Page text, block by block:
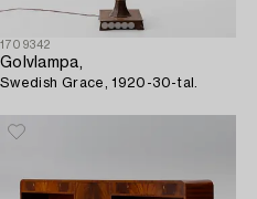
1709342
Golvlampa,
Swedish Grace, 1920-30-tal.